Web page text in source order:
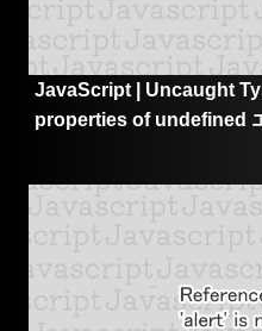
JavaScript | Uncaught
properties of undefined